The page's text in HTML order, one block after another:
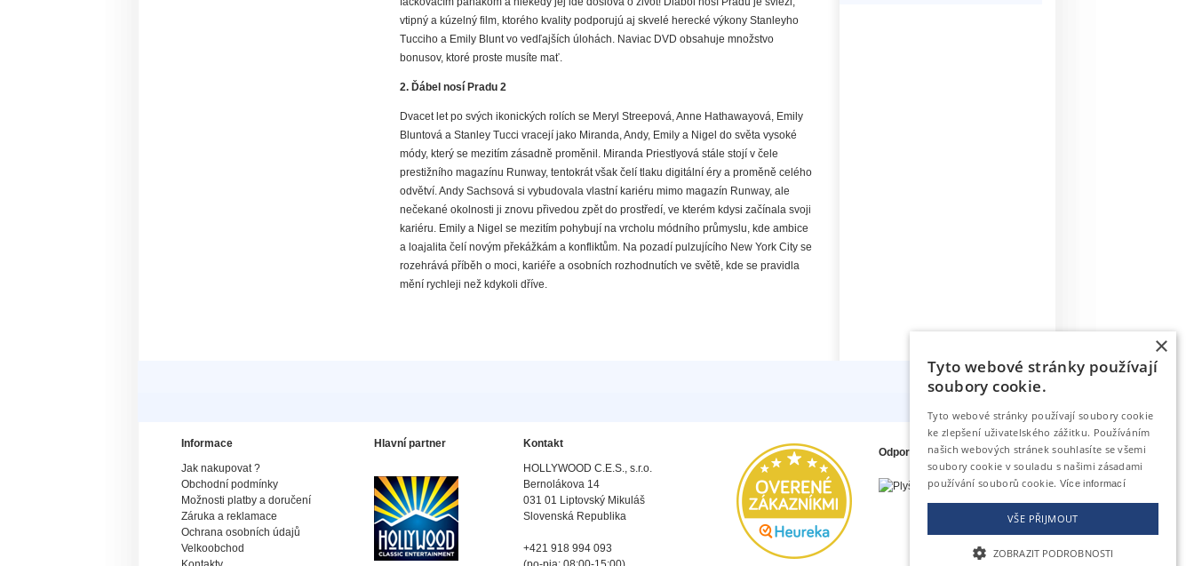
vtipný a kúzelný film, ktorého kvality podporujú aj skvelé herecké výkony Stanleyho
Tucciho a Emily Blunt vo vedľajších úlohách. Naviac DVD obsahuje množstvo
bonusov, ktoré proste musíte mať.
2. Ďábel nosí Pradu 2
Dvacet let po svých ikonických rolích se Meryl Streepová,Anne Hathawayová, Emily
Bluntováa Stanley Tucci vracejí jako Miranda, Andy, Emily a Nigel do světa vysoké
módy, který se mezitím zásadně proměnil. Miranda Priestlyová stále stojí v čele
prestižního magazínu Runway, tentokrát však čelí tlaku digitální éry a proměně celého
odvětví. Andy Sachsová si vybudovala vlastní kariéru mimo magazín Runway, ale
nečekané okolnosti ji znovu přivedou zpět do prostředí, ve kterém kdysi začínala svoji
kariéru. Emily a Nigel se mezitím pohybují na vrcholu módního průmyslu, kde ambice
a loajalita čelí novým překážkám a konfliktům. Na pozadí pulzujícího New York City se
rozehrává příběh o moci, kariéře a osobních rozhodnutích ve světě, kde se pravidla
mění rychleji než kdykoli dříve.
Informace
Jak nakupovat ?
Obchodní podmínky
Možnosti platby a doručení
Záruka a reklamace
Ochrana osobních údajů
Velkoobchod
Hlavní partner
Kontakt
HOLLYWOOD C.E.S., s.r.o.
Bernolákova 14
031 01 Liptovský Mikuláš
Slovenská Republika
+421 918 994 093
Odporúčame tiež
×
Tyto webové stránky používají
soubory cookie.
Tyto webové stránky používají soubory cookie
ke zlepšení uživatelského zážitku. Používáním
našich webových stránek souhlasíte se všemi
soubory cookie v souladu s našimi zásadami
používání souborů cookie. Více informací
VŠE PŘIJMOUT
ZOBRAZIT PODROBNOSTI